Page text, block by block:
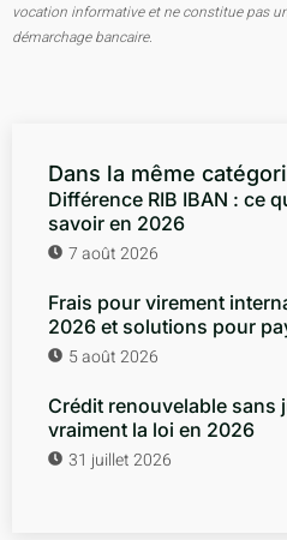
vocation informative et ne constitue pas
démarchage bancaire.
Dans la même
Différence RIB IBAN : ce
savoir en 2026
7 août 2026
Frais pour virement
2026 et solutions pour
5 août 2026
Crédit renouvelable sans
vraiment la loi en 2026
31 juillet 2026